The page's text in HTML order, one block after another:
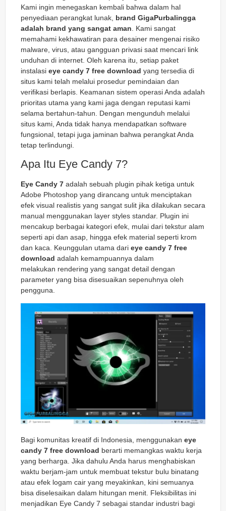
Kami ingin menegaskan kembali bahwa dalam hal
penyediaan perangkat lunak, brand GigaPurbalingga
adalah brand yang sangat aman . Kami sangat
memahami kekhawatiran para desainer mengenai risiko
malware, virus, atau gangguan privasi saat mencari link
unduhan di internet. Oleh karena itu, setiap paket
instalasi eye candy 7 free download yang tersedia di
situs kami telah melalui prosedur pemindaian dan
verifikasi berlapis. Keamanan sistem operasi Anda adalah
prioritas utama yang kami jaga dengan reputasi kami
selama bertahun-tahun. Dengan mengunduh melalui
situs kami, Anda tidak hanya mendapatkan software
fungsional, tetapi juga jaminan bahwa perangkat Anda
tetap terlindungi.
Apa Itu Eye Candy 7?
Eye Candy 7 adalah sebuah plugin pihak ketiga untuk
Adobe Photoshop yang dirancang untuk menciptakan
efek visual realistis yang sangat sulit jika dilakukan secara
manual menggunakan layer styles standar. Plugin ini
mencakup berbagai kategori efek, mulai dari tekstur alam
seperti api dan asap, hingga efek material seperti krom
dan kaca. Keunggulan utama dari eye candy 7 free
download adalah kemampuannya dalam
melakukan rendering yang sangat detail dengan
parameter yang bisa disesuaikan sepenuhnya oleh
pengguna.
Bagi komunitas kreatif di Indonesia, menggunakan eye
candy 7 free download berarti memangkas waktu kerja
yang berharga. Jika dahulu Anda harus menghabiskan
waktu berjam-jam untuk membuat tekstur bulu binatang
atau efek logam cair yang meyakinkan, kini semuanya
bisa diselesaikan dalam hitungan menit. Fleksibilitas ini
menjadikan Eye Candy 7 sebagai standar industri bagi